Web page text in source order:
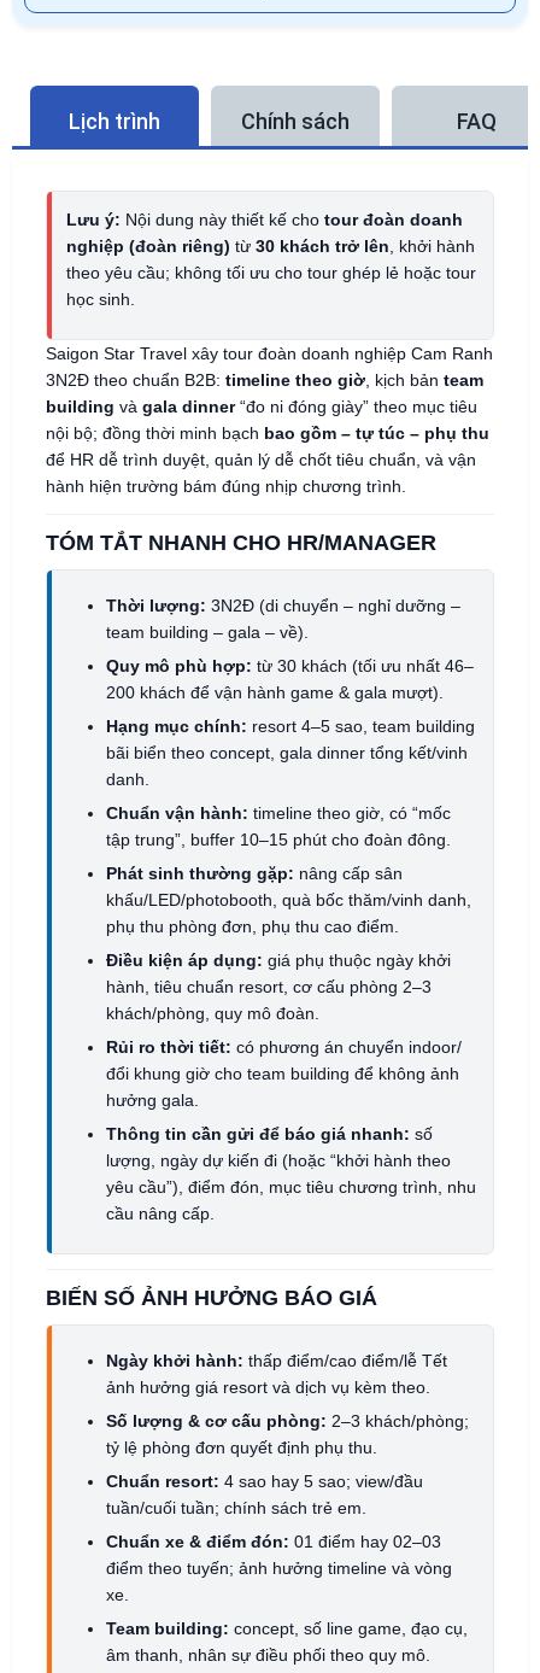
Lịch trình Chính sách FAQ
Lưu ý: Nội dung này thiết kế cho tour đoàn doanh
nghiệp (đoàn riêng) từ 30 khách trở lên , khởi hành
theo yêu cầu; không tối ưu cho tour ghép lẻ hoặc tour
học sinh.
Saigon Star Travel xây tour đoàn doanh nghiệp Cam Ranh
3N2Đ theo chuẩn B2B: timeline theo giờ , kịch bản team
building và gala dinner“đo ni đóng giày” theo mục tiêu
nội bộ; đồng thời minh bạch bao gồm – tự túc – phụ thu
để HR dễ trình duyệt, quản lý dễ chốt tiêu chuẩn, và vận
hành hiện trường bám đúng nhịp chương trình.
TÓM TẮT NHANH CHO HR/MANAGER
Thời lượng: 3N2Đ (di chuyển – nghỉ dưỡng –
team building – gala – về).
Quy mô phù hợp: từ 30 khách (tối ưu nhất 46–
200 khách để vận hành game & gala mượt).
Hạng mục chính: resort 4–5 sao, team building
bãi biển theo concept, gala dinner tổng kết/vinh
danh.
Chuẩn vận hành: timeline theo giờ, có “mốc
tập trung”, buffer 10–15 phút cho đoàn đông.
Phát sinh thường gặp: nâng cấp sân
khấu/LED/photobooth, quà bốc thăm/vinh danh,
phụ thu phòng đơn, phụ thu cao điểm.
Điều kiện áp dụng: giá phụ thuộc ngày khởi
hành, tiêu chuẩn resort, cơ cấu phòng 2–3
khách/phòng, quy mô đoàn.
Rủi ro thời tiết: có phương án chuyển indoor/
đổi khung giờ cho team building để không ảnh
hưởng gala.
Thông tin cần gửi để báo giá nhanh: số
lượng, ngày dự kiến đi (hoặc “khởi hành theo
yêu cầu”), điểm đón, mục tiêu chương trình, nhu
cầu nâng cấp.
BIẾN SỐ ẢNH HƯỞNG BÁO GIÁ
Ngày khởi hành: thấp điểm/cao điểm/lễ Tết
ảnh hưởng giá resort và dịch vụ kèm theo.
Số lượng & cơ cấu phòng: 2–3 khách/phòng;
tỷ lệ phòng đơn quyết định phụ thu.
Chuẩn resort: 4 sao hay 5 sao; view/đầu
tuần/cuối tuần; chính sách trẻ em.
Chuẩn xe & điểm đón: 01 điểm hay 02–03
điểm theo tuyến; ảnh hưởng timeline và vòng
xe.
Team building: concept, số line game, đạo cụ,
âm thanh, nhân sự điều phối theo quy mô.